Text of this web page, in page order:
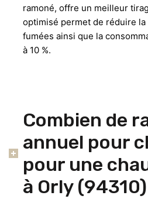
ramoné, offre un meilleur
optimisé permet de réduire
fumées ainsi que la
à 10 %.
Combien de
annuel pour
pour une
à Orly